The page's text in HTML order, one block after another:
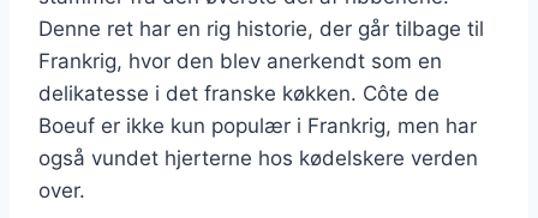
Denne ret har en rig historie, der går tilbage til
Frankrig, hvor den blev anerkendt som en
delikatesse i det franske køkken. Côte de
Boeuf er ikke kun populær i Frankrig, men har
også vundet hjerterne hos kødelskere verden
over.